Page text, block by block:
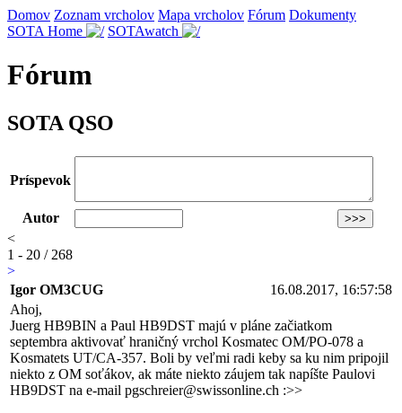
Domov Zoznam vrcholov Mapa vrcholov Fórum Dokumenty
SOTA Home
SOTAwatch
Fórum
SOTA QSO
Príspevok
Autor
<
1 - 20 / 268
>
Igor OM3CUG
16.08.2017, 16:57:58
Ahoj,
Juerg HB9BIN a Paul HB9DST majú v pláne začiatkom
septembra aktivovať hraničný vrchol Kosmatec OM/PO-078 a
Kosmatets UT/CA-357. Boli by veľmi radi keby sa ku nim pripojil
niekto z OM soťákov, ak máte niekto záujem tak napíšte Paulovi
HB9DST na e-mail pgschreier@swissonline.ch :>>